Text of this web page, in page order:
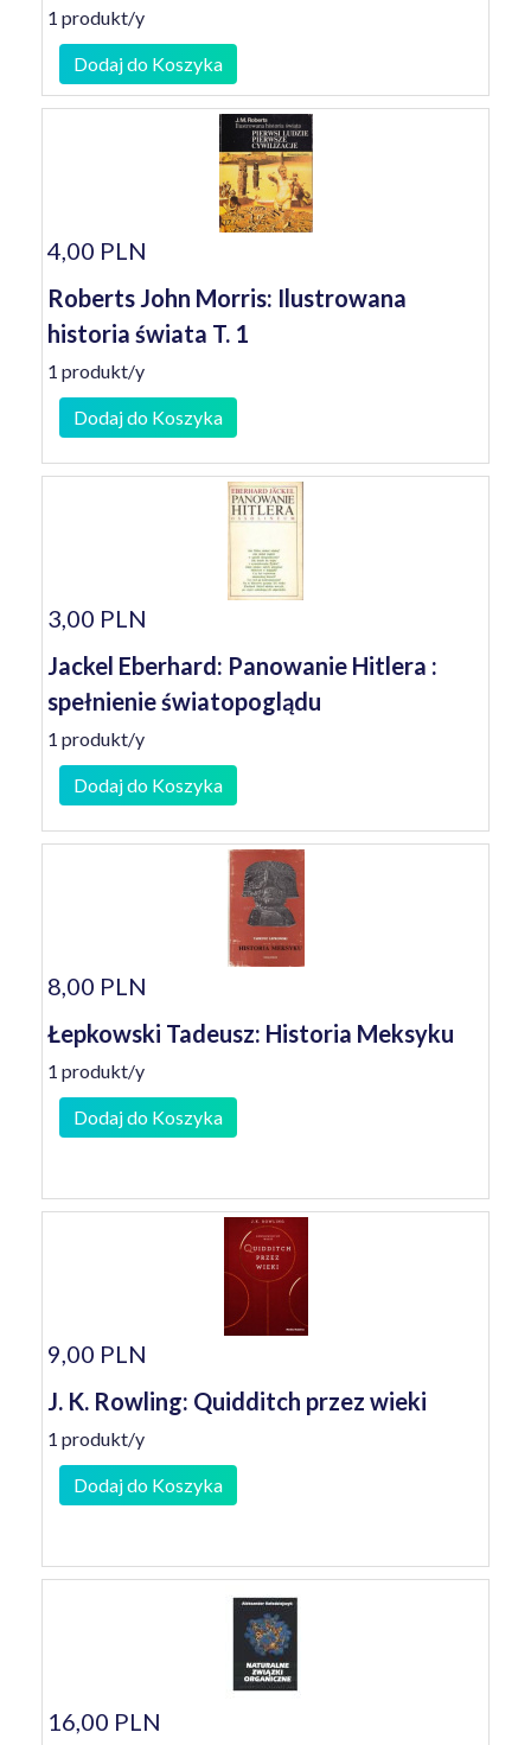
1 produkt/y
Dodaj do Koszyka
4,00 PLN
Roberts John Morris: Ilustrowana
historia świata T. 1
1 produkt/y
Dodaj do Koszyka
3,00 PLN
Jackel Eberhard: Panowanie Hitlera :
spełnienie światopoglądu
1 produkt/y
Dodaj do Koszyka
8,00 PLN
Łepkowski Tadeusz: Historia Meksyku
1 produkt/y
Dodaj do Koszyka
9,00 PLN
J. K. Rowling: Quidditch przez wieki
1 produkt/y
Dodaj do Koszyka
16,00 PLN